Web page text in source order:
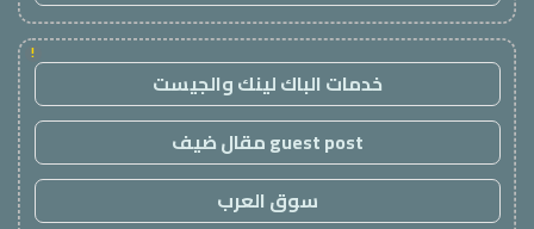
!
خدمات الباك لينك والجيست
guest post مقال ضيف
سوق العرب